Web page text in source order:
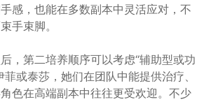
感，也能在多数副本中灵活应对，不
手束脚。
，第二培养顺序可以考虑“辅助型或功
或泰莎，她们在团队中能提供治疗、
色在高端副本中往往更受欢迎。不少